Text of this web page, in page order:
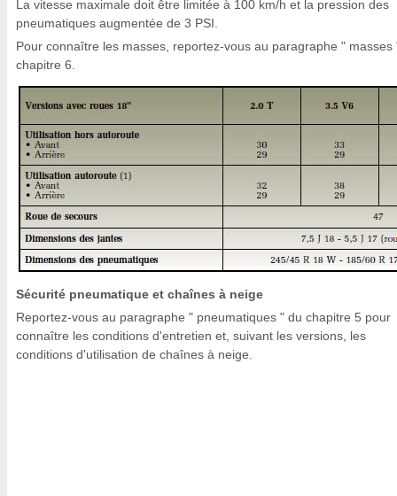
La vitesse maximale doit être limitée à 100 km/h et la pression des
pneumatiques augmentée de 3 PSI.
Pour connaître les masses, reportez-vous au paragraphe " masses
chapitre 6.
Sécurité pneumatique et chaînes à neige
Reportez-vous au paragraphe " pneumatiques " du chapitre 5 pour
connaître les conditions d'entretien et, suivant les versions, les
conditions d'utilisation de chaînes à neige.